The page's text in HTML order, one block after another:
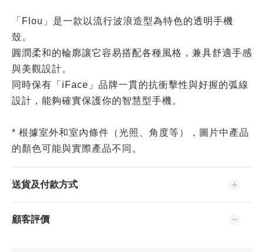
「Flou」是一款以流行波浪造型為特色的透明手機
殼。
圓潤柔和的輪廓讓它容易搭配各種風格，兼具舒適手感
與美觀設計。
同時保有「iFace」品牌一貫的抗衝擊性與好握的弧線
設計，能夠確實保護你的智慧型手機。
* 根據室外和室內條件（光照、角度等），圖片中產品
的顏色可能與實際產品不同。
送貨及付款方式
顧客評價